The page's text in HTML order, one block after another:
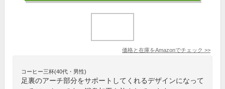
価格と在庫をAmazonでチェック >>
コーヒー三杯(40代・男性)
足裏のアーチ部分をサポートしてくれるデザインになって